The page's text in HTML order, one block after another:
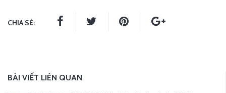
CHIA SẺ:
BÀI VIẾT LIÊN QUAN